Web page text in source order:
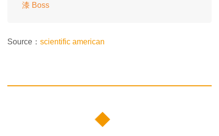
漆 Boss
Source： scientific american